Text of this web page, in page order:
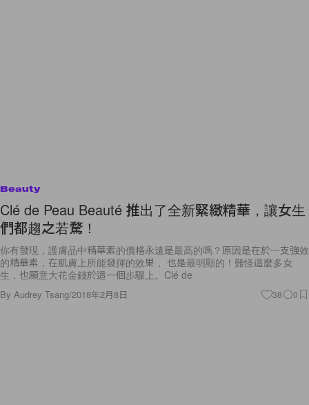
Beauty
Clé de Peau Beauté 推出了全新緊緻精華，讓女生
們都趨之若騖！
你有發現，護膚品中精華素的價格永遠是最高的嗎？原因是在於一支強效
的精華素，在肌膚上所能發揮的效果， 也是最明顯的！難怪這麼多女
生，也願意大花金錢於這一個步驟上。Clé de
By Audrey Tsang/2018年2月8日 38 0